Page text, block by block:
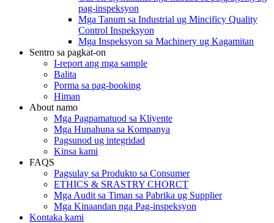
pag-inspeksyon
Mga Tanum sa Industrial ug Mincificy Quality
Control Inspeksyon
Mga Inspeksyon sa Machinery ug Kagamitan
Sentro sa pagkat-on
I-report ang mga sample
Balita
Porma sa pag-booking
Himan
About namo
Mga Pagpamatuod sa Kliyente
Mga Hunahuna sa Kompanya
Pagsunod ug integridad
Kinsa kami
FAQS
Pagsulay sa Produkto sa Consumer
ETHICS & SRASTRY CHORCT
Mga Audit sa Timan sa Pabrika ug Supplier
Mga Kinaandan nga Pag-inspeksyon
Kontaka kami